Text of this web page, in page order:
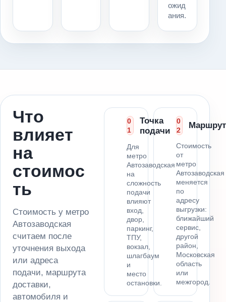
ожид
ания.
Что
влияет
на
стоимос
ть
Стоимость у метро
Автозаводская
считаем после
уточнения выхода
или адреса
подачи, маршрута
доставки,
автомобиля и
0
1
Точка
подачи
Для
метро
Автозаводская
на
сложность
подачи
влияют
вход,
двор,
паркинг,
ТПУ,
вокзал,
шлагбаум
и
место
остановки.
0
2
Маршрут
Стоимость
от
метро
Автозаводская
меняется
по
адресу
выгрузки:
ближайший
сервис,
другой
район,
Московская
область
или
межгород.